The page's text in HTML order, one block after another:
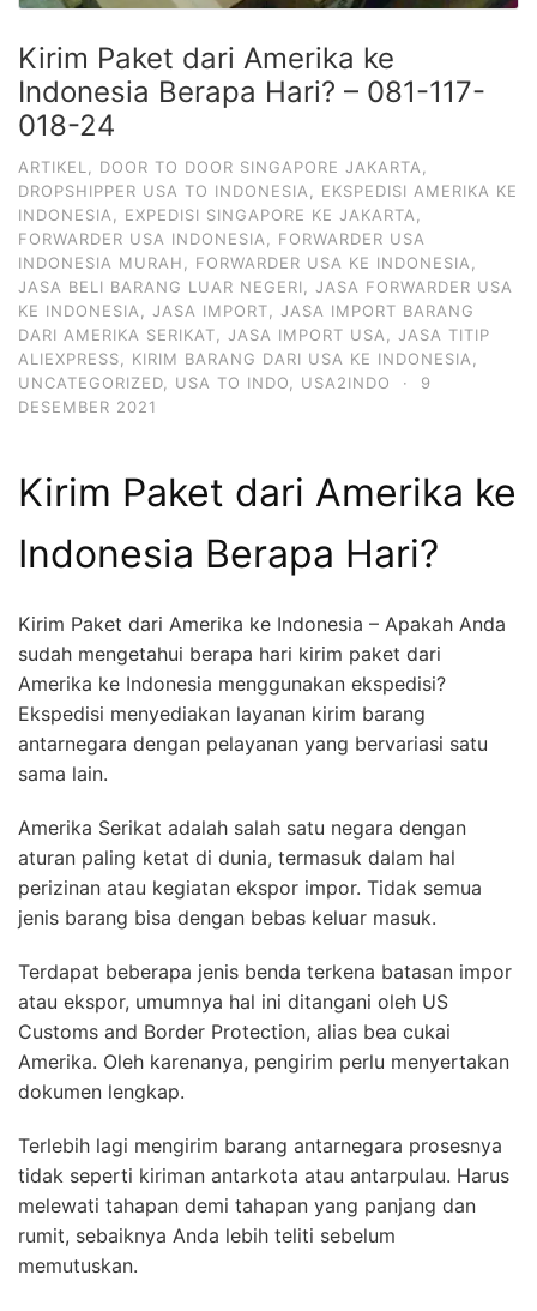
Kirim Paket dari Amerika ke
Indonesia Berapa Hari? – 081-117-
018-24
ARTIKEL DOOR TO DOOR SINGAPORE JAKARTA
DROPSHIPPER USA TO INDONESIA
EKSPEDISI AMERIKA KE
INDONESIA
EXPEDISI SINGAPORE KE JAKARTA
FORWARDER USA INDONESIA
FORWARDER USA
INDONESIA MURAH
FORWARDER USA KE INDONESIA
JASA BELI BARANG LUAR NEGERI
JASA FORWARDER USA
KE INDONESIA
JASA IMPORT
JASA IMPORT BARANG
DARI AMERIKA SERIKAT
JASA IMPORT USA
JASA TITIP
ALIEXPRESS
KIRIM BARANG DARI USA KE INDONESIA
UNCATEGORIZED
USA TO INDO USA2INDO ·
9
DESEMBER 2021
Kirim Paket dari Amerika ke
Indonesia Berapa Hari?
Kirim Paket dari Amerika ke Indonesia – Apakah Anda
sudah mengetahui berapa hari kirim paket dari
Amerika ke Indonesia menggunakan ekspedisi?
Ekspedisi menyediakan layanan kirim barang
antarnegara dengan pelayanan yang bervariasi satu
sama lain.
Amerika Serikat adalah salah satu negara dengan
aturan paling ketat di dunia, termasuk dalam hal
perizinan atau kegiatan ekspor impor. Tidak semua
jenis barang bisa dengan bebas keluar masuk.
Terdapat beberapa jenis benda terkena batasan impor
atau ekspor, umumnya hal ini ditangani oleh US
Customs and Border Protection, alias bea cukai
Amerika. Oleh karenanya, pengirim perlu menyertakan
dokumen lengkap.
Terlebih lagi mengirim barang antarnegara prosesnya
tidak seperti kiriman antarkota atau antarpulau. Harus
melewati tahapan demi tahapan yang panjang dan
rumit, sebaiknya Anda lebih teliti sebelum
memutuskan.